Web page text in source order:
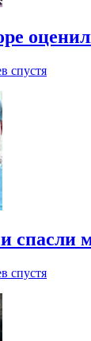
спустя
спасли
спустя